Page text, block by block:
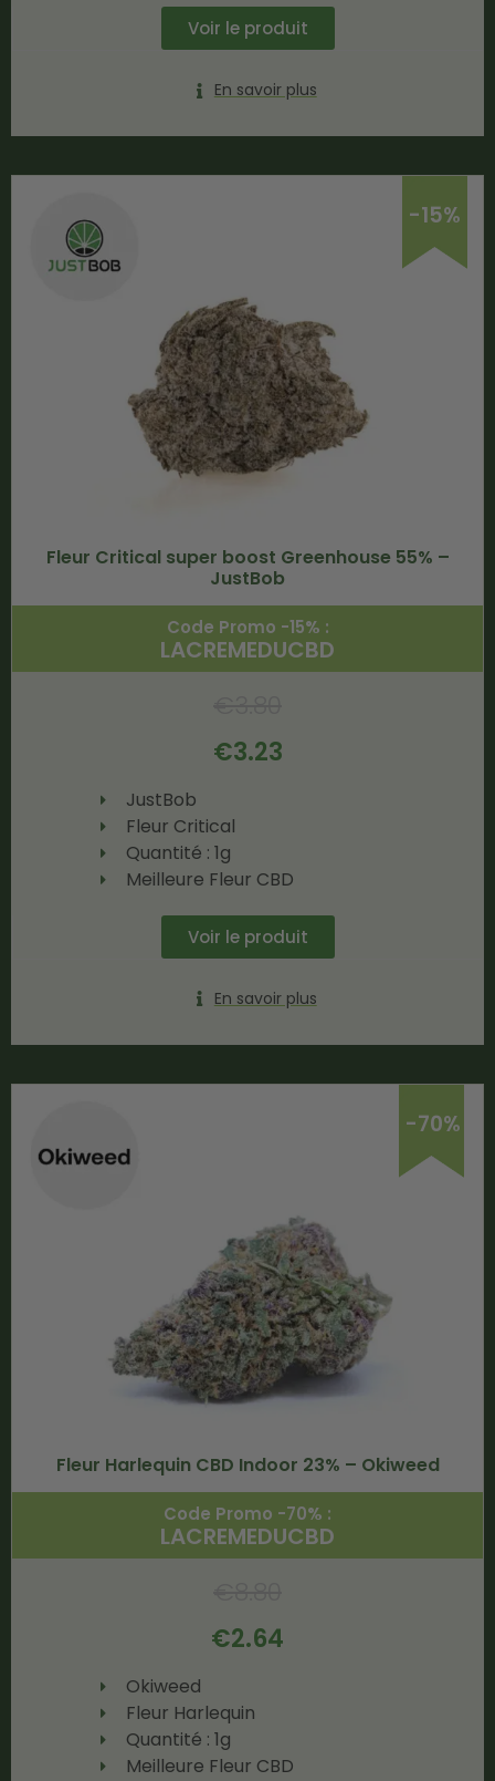
Voir le produit
En savoir plus
-15%
Fleur Critical super boost Greenhouse 55% –
JustBob
Code Promo -15% :
LACREMEDUCBD
€3.23
JustBob
Fleur Critical
Quantité : 1g
Meilleure Fleur CBD
Voir le produit
En savoir plus
-70%
Fleur Harlequin CBD Indoor 23% – Okiweed
Code Promo -70% :
LACREMEDUCBD
€2.64
Okiweed
Fleur Harlequin
Quantité : 1g
Meilleure Fleur CBD